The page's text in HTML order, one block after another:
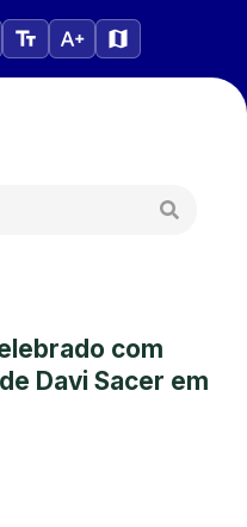
com
Davi Sacer em